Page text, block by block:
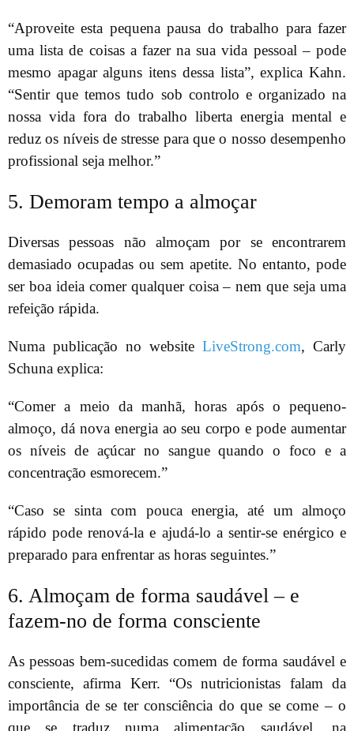
“Aproveite esta pequena pausa do trabalho para fazer
uma lista de coisas a fazer na sua vida pessoal – pode
mesmo apagar alguns itens dessa lista”, explica Kahn.
“Sentir que temos tudo sob controlo e organizado na
nossa vida fora do trabalho liberta energia mental e
reduz os níveis de stresse para que o nosso desempenho
profissional seja melhor.”
5. Demoram tempo a almoçar
Diversas pessoas não almoçam por se encontrarem
demasiado ocupadas ou sem apetite. No entanto, pode
ser boa ideia comer qualquer coisa – nem que seja uma
refeição rápida.
Numa publicação no website LiveStrong.com, Carly
Schuna explica:
“Comer a meio da manhã, horas após o pequeno-
almoço, dá nova energia ao seu corpo e pode aumentar
os níveis de açúcar no sangue quando o foco e a
concentração esmorecem.”
“Caso se sinta com pouca energia, até um almoço
rápido pode renová-la e ajudá-lo a sentir-se enérgico e
preparado para enfrentar as horas seguintes.”
6. Almoçam de forma saudável – e
fazem-no de forma consciente
As pessoas bem-sucedidas comem de forma saudável e
consciente, afirma Kerr. “Os nutricionistas falam da
importância de se ter consciência do que se come – o